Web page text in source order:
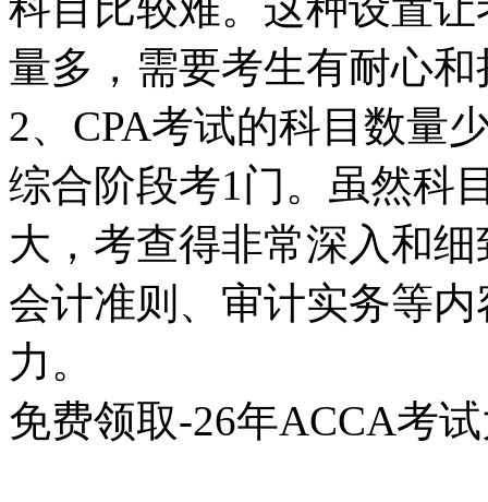
量多，需要考生有耐心
2、CPA考试的科目数量
综合阶段考1门。虽然科
大，考查得非常深入和
会计准则、审计实务等
力。
免费领取-26年ACCA考